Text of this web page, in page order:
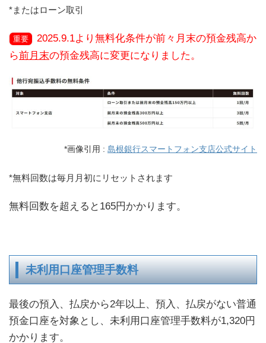
*またはローン取引
重要
2025.9.1より無料化条件が前々月末の預金残高か
ら前月末の預金残高に変更になりました。
*画像引用 : 島根銀行スマートフォン支店公式サイト
*無料回数は毎月月初にリセットされます
無料回数を超えると165円かかります。
未利用口座管理手数料
最後の預入、払戻から2年以上、預入、払戻がない普通
預金口座を対象とし、未利用口座管理手数料が1,320円
かかります。